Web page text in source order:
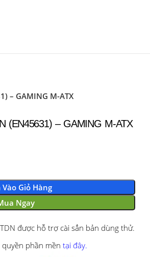
– GAMING M-ATX
(EN45631) – GAMING M-ATX
Giỏ Hàng
Ngay
được hỗ trợ cài sẳn bản dùng thử.
phần mền tại đây.